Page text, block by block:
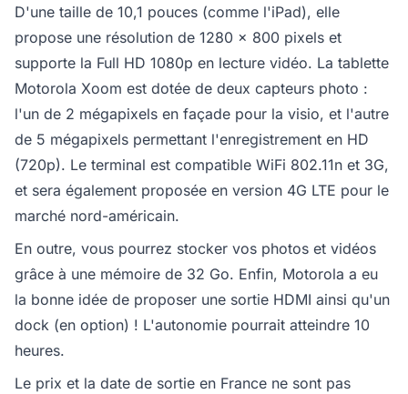
D'une taille de 10,1 pouces (comme l'iPad), elle
propose une résolution de 1280 x 800 pixels et
supporte la Full HD 1080p en lecture vidéo. La tablette
Motorola Xoom est dotée de deux capteurs photo :
l'un de 2 mégapixels en façade pour la visio, et l'autre
de 5 mégapixels permettant l'enregistrement en HD
(720p). Le terminal est compatible WiFi 802.11n et 3G,
et sera également proposée en version 4G LTE pour le
marché nord-américain.
En outre, vous pourrez stocker vos photos et vidéos
grâce à une mémoire de 32 Go. Enfin, Motorola a eu
la bonne idée de proposer une sortie HDMI ainsi qu'un
dock (en option) ! L'autonomie pourrait atteindre 10
heures.
Le prix et la date de sortie en France ne sont pas